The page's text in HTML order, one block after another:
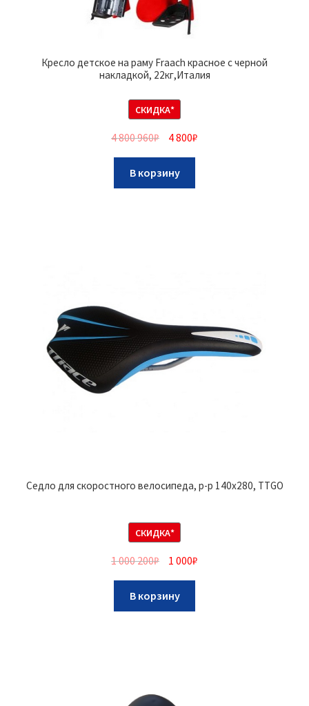
Кресло детское на раму Fraach красное с черной
накладкой, 22кг,Италия
СКИДКА*
4 800 960₽ 4 800₽
В корзину
Седло для скоростного велосипеда, р-р 140х280, TTGO
СКИДКА*
1 000 200₽ 1 000₽
В корзину